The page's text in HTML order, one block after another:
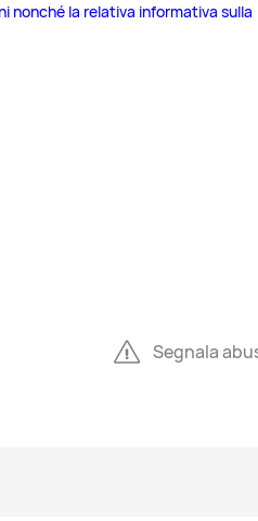
nonché la relativa informativa sulla
Segnala